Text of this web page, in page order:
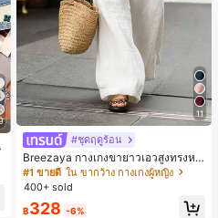
11
#ชุดฤดูร้อน
Breezaya กางเกงขายาวเอวสูงทรงหล
วมขาบานสำหรับผู้หญิง สีขาวเรียบหรูส
ไตล์ชิค เหมาะสำหรับใส่เที่ยวทะเล วันห
ยโอกาสในชีวิตประจำวัน
#1 ขายดี ใน ขากว้าง กางเกงผู้หญิง
400+ sold
฿328 -6%